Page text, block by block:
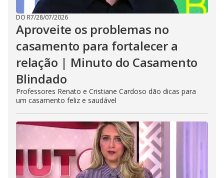
DO R7/28/07/2026
Aproveite os problemas no
casamento para fortalecer a
relação | Minuto do Casamento
Blindado
Professores Renato e Cristiane Cardoso dão dicas para
um casamento feliz e saudável